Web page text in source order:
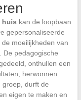
huis kan de loopbaan
gepersonaliseerde
moeilijkheden van
De pedagogische
onthullen een
herwonnen
groep, durft de
eigen te maken en